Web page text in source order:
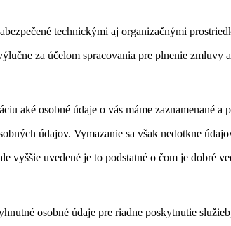
technickými aj organizačnými
za účelom spracovania pre plnenie zmluvy
aké osobné údaje o vás máme zaznamenané
údajov. Vymazanie sa však nedotkne
vyššie uvedené je to podstatné o čom je dobré
osobné údaje pre riadne poskytnutie